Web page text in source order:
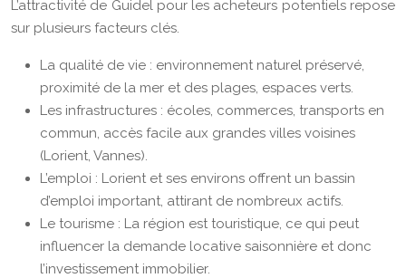
L’attractivité de Guidel pour les acheteurs potentiels repose
sur plusieurs facteurs clés.
La qualité de vie : environnement naturel préservé,
proximité de la mer et des plages, espaces verts.
Les infrastructures : écoles, commerces, transports en
commun, accès facile aux grandes villes voisines
(Lorient, Vannes).
L’emploi : Lorient et ses environs offrent un bassin
d’emploi important, attirant de nombreux actifs.
Le tourisme : La région est touristique, ce qui peut
influencer la demande locative saisonnière et donc
l’investissement immobilier.